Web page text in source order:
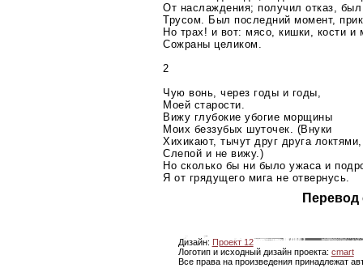
От наслаждения; получил отказ,
Трусом. Был последний момент,
Но трах! и вот: мясо, кишки, кости и
Сожраны целиком.
2
Чую вонь, через годы и годы,
Моей старости.
Вижу глубокие убогие морщины
Моих беззубых шуточек. (Внуки
Хихикают, тычут друг друга
Слепой и не вижу.)
Но сколько бы ни было ужаса и
Я от грядущего мига не отвернусь.
Перевод
Дизайн: Проект 12
Логотип и исходный дизайн проекта: cmart
Все права на произведения принадлежат